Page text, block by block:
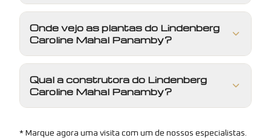
Onde vejo as plantas do Lindenberg
Caroline Mahal Panamby?
Qual a construtora do Lindenberg
Caroline Mahal Panamby?
* Marque agora uma visita com um de nossos especialistas.